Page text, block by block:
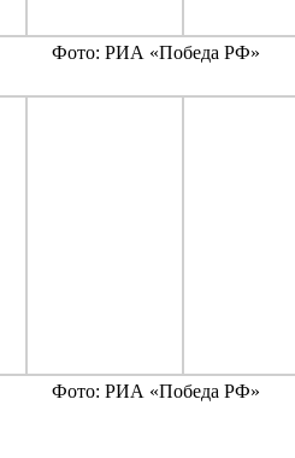
Фото: РИА «Победа РФ»
Фото: РИА «Победа РФ»